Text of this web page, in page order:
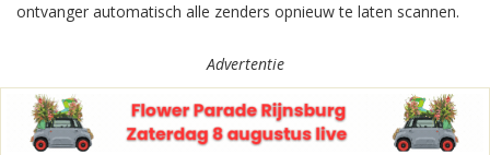
ontvanger automatisch alle zenders opnieuw te laten scannen.
Advertentie